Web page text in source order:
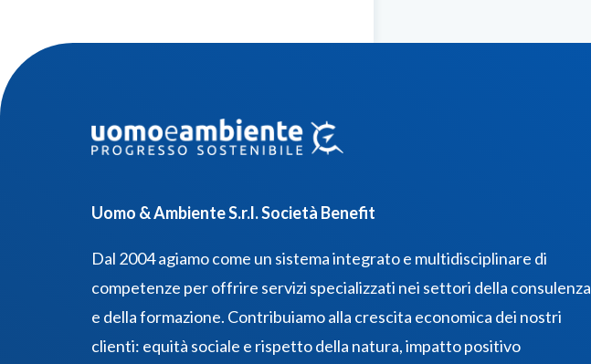
Uomo & Ambiente S.r.l. Società Benefit
Dal 2004 agiamo come un sistema integrato e multidisciplinare di
competenze per offrire servizi specializzati nei settori della consulenza
e della formazione. Contribuiamo alla crescita economica dei nostri
clienti: equità sociale e rispetto della natura, impatto positivo